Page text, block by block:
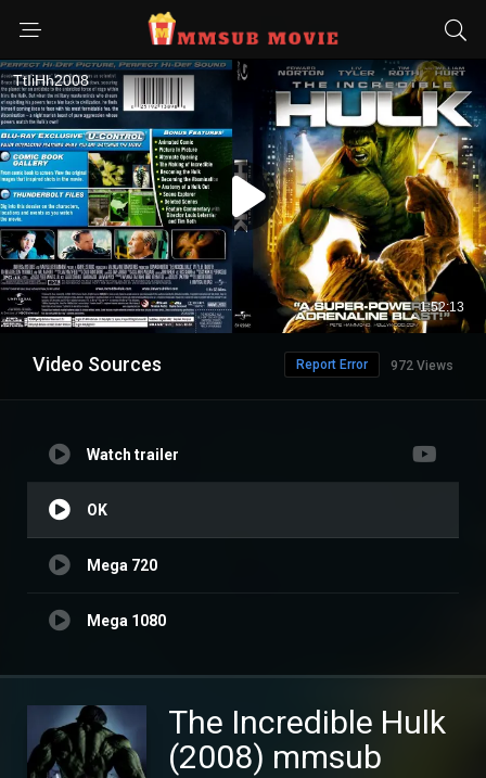
Video Sources 972 Views
Report Error
Watch trailer
OK
Mega 720
Mega 1080
The Incredible Hulk
(2008) mmsub